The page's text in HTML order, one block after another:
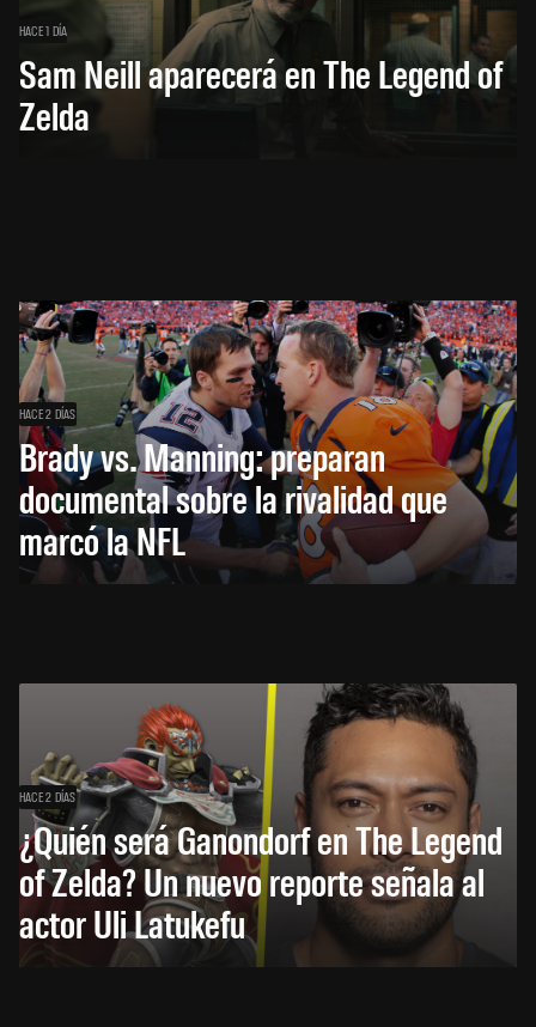
HACE 1 DÍA
Sam Neill aparecerá en The Legend of
Zelda
HACE 2 DÍAS
Brady vs. Manning: preparan
documental sobre la rivalidad que
marcó la NFL
HACE 2 DÍAS
¿Quién será Ganondorf en The Legend
of Zelda? Un nuevo reporte señala al
actor Uli Latukefu